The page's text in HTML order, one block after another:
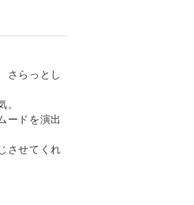
さらっとし
ードを演出
させてくれ